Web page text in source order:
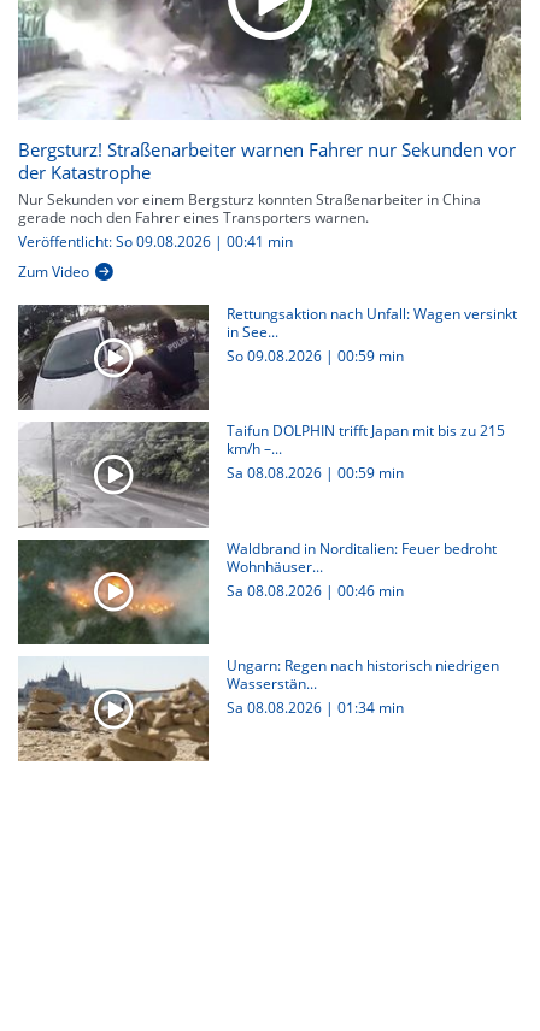
Bergsturz! Straßenarbeiter warnen Fahrer nur Sekunden vor
der Katastrophe
Nur Sekunden vor einem Bergsturz konnten Straßenarbeiter in China
gerade noch den Fahrer eines Transporters warnen.
Veröffentlicht: So 09.08.2026 | 00:41 min
Zum Video
Rettungsaktion nach Unfall: Wagen versinkt
in See...
So 09.08.2026 | 00:59 min
Taifun DOLPHIN trifft Japan mit bis zu 215
km/h –...
Sa 08.08.2026 | 00:59 min
Waldbrand in Norditalien: Feuer bedroht
Wohnhäuser...
Sa 08.08.2026 | 00:46 min
Ungarn: Regen nach historisch niedrigen
Wasserstän...
Sa 08.08.2026 | 01:34 min